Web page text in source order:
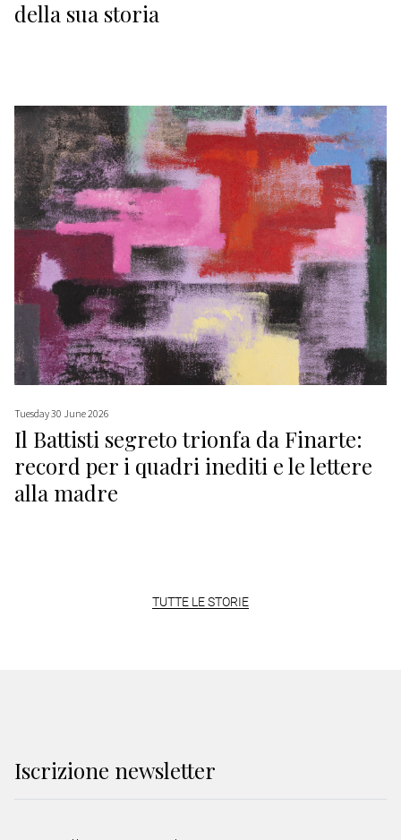
della sua storia
Tuesday 30 June 2026
Il Battisti segreto trionfa da Finarte:
record per i quadri inediti e le lettere
alla madre
TUTTE LE STORIE
Iscrizione newsletter